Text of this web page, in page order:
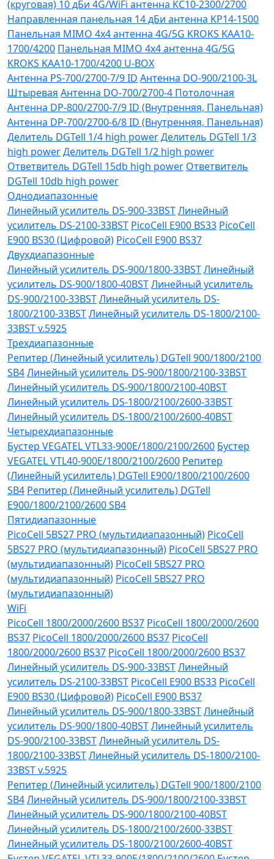
(круговая) 10 дБи 4G/WiFi антенна KC10-2300/2700
Направленная панельная 14 дБи антенна KP14-1500
Панельная MIMO 4x4 антенна 4G/5G KROKS KAA10-
1700/4200 Панельная MIMO 4x4 антенна 4G/5G
KROKS KAA10-1700/4200 U-BOX
Антенна PS-700/2700-7/9 ID Антенна DO-900/2100-3L
Штыревая Антенна DO-700/2700-4 Потолочная
Антенна DP-800/2700-7/9 ID (Внутренняя, Панельная)
Антенна DP-700/2700-6/8 ID (Внутренняя, Панельная)
Делитель DGTell 1/4 high powerДелитель DGTell 1/3
high powerДелитель DGTell 1/2 high power
Ответвитель DGTell 15db high power Ответвитель
DGTell 10db high power
Однодиапазонные
Линейный усилитель DS-900-33BSTЛинейный
усилитель DS-2100-33BST PicoCell E900 BS33 PicoCell
E900 BS30 (Цифровой) PicoCell E900 BS37
Двухдиапазонные
Линейный усилитель DS-900/1800-33BSTЛинейный
усилитель DS-900/1800-40BSTЛинейный усилитель
DS-900/2100-33BSTЛинейный усилитель DS-
1800/2100-33BSTЛинейный усилитель DS-1800/2100-
33BST v.5925
Трехдиапазонные
Репитер (Линейный усилитель) DGTell 900/1800/2100
SB4Линейный усилитель DS-900/1800/2100-33BST
Линейный усилитель DS-900/1800/2100-40BST
Линейный усилитель DS-1800/2100/2600-33BST
Линейный усилитель DS-1800/2100/2600-40BST
Четырехдиапазонные
Бустер VEGATEL VTL33-900E/1800/2100/2600 Бустер
VEGATEL VTL40-900E/1800/2100/2600 Репитер
(Линейный усилитель) DGTell Е900/1800/2100/2600
SB4 Репитер (Линейный усилитель) DGTell
Е900/1800/2100/2600 SB4
Пятидиапазонные
PicoCell 5BS27 PRO (мультидиапазонный) PicoCell
5BS27 PRO (мультидиапазонный) PicoCell 5BS27 PRO
(мультидиапазонный) PicoCell 5BS27 PRO
(мультидиапазонный) PicoCell 5BS27 PRO
(мультидиапазонный)
WiFi
PicoCell 1800/2000/2600 BS37 PicoCell 1800/2000/2600
BS37 PicoCell 1800/2000/2600 BS37 PicoCell
1800/2000/2600 BS37 PicoCell 1800/2000/2600 BS37
Линейный усилитель DS-900-33BSTЛинейный
усилитель DS-2100-33BST PicoCell E900 BS33 PicoCell
E900 BS30 (Цифровой) PicoCell E900 BS37
Линейный усилитель DS-900/1800-33BSTЛинейный
усилитель DS-900/1800-40BSTЛинейный усилитель
DS-900/2100-33BSTЛинейный усилитель DS-
1800/2100-33BSTЛинейный усилитель DS-1800/2100-
33BST v.5925
Репитер (Линейный усилитель) DGTell 900/1800/2100
SB4Линейный усилитель DS-900/1800/2100-33BST
Линейный усилитель DS-900/1800/2100-40BST
Линейный усилитель DS-1800/2100/2600-33BST
Линейный усилитель DS-1800/2100/2600-40BST